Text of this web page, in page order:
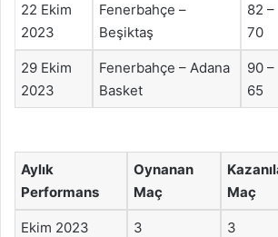
22 Ekim
2023
Fenerbahçe –
Beşiktaş
82 –
70
29 Ekim
2023
Fenerbahçe – Adana
Basket
90 –
65
Aylık
Performans
Oynanan
Maç
Maç
Ekim 2023 3 3